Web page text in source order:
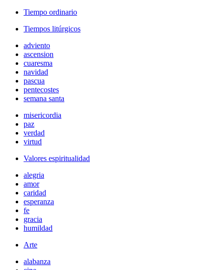
Tiempo ordinario
Tiempos litúrgicos
adviento
ascension
cuaresma
navidad
pascua
pentecostes
semana santa
misericordia
paz
verdad
virtud
Valores espiritualidad
alegria
amor
caridad
esperanza
fe
gracia
humildad
Arte
alabanza